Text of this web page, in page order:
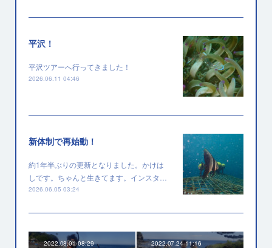
平沢！
平沢ツアーへ行ってきました！
2026.06.11 04:46
新体制で再始動！
約1年半ぶりの更新となりました。かけは
しです。ちゃんと生きてます。インスタ…
2026.06.05 03:24
2022.08.01 08:29 2022.07.24 11:16